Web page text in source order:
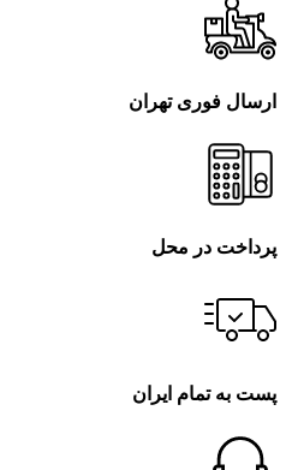
ارسال فوری تهران
پرداخت در محل
پست به تمام ایران